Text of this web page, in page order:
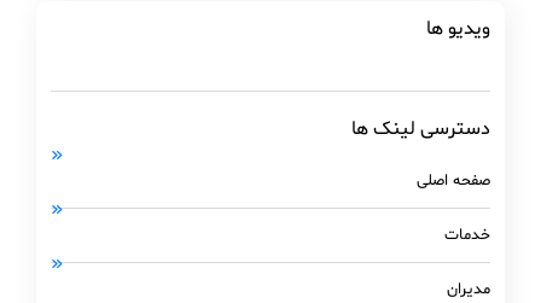
ویدیو ها
دسترسی لینک ها
صفحه اصلی
خدمات
مدیران